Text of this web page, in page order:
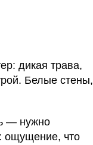
дикая трава,
Белые стены,
— нужно
ощущение, что